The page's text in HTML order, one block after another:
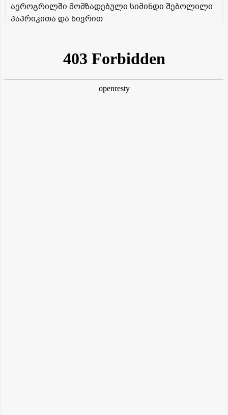
აეროგრილში მომზადებული სიმინდი შებოლილი
პაპრიკითა და ნივრით